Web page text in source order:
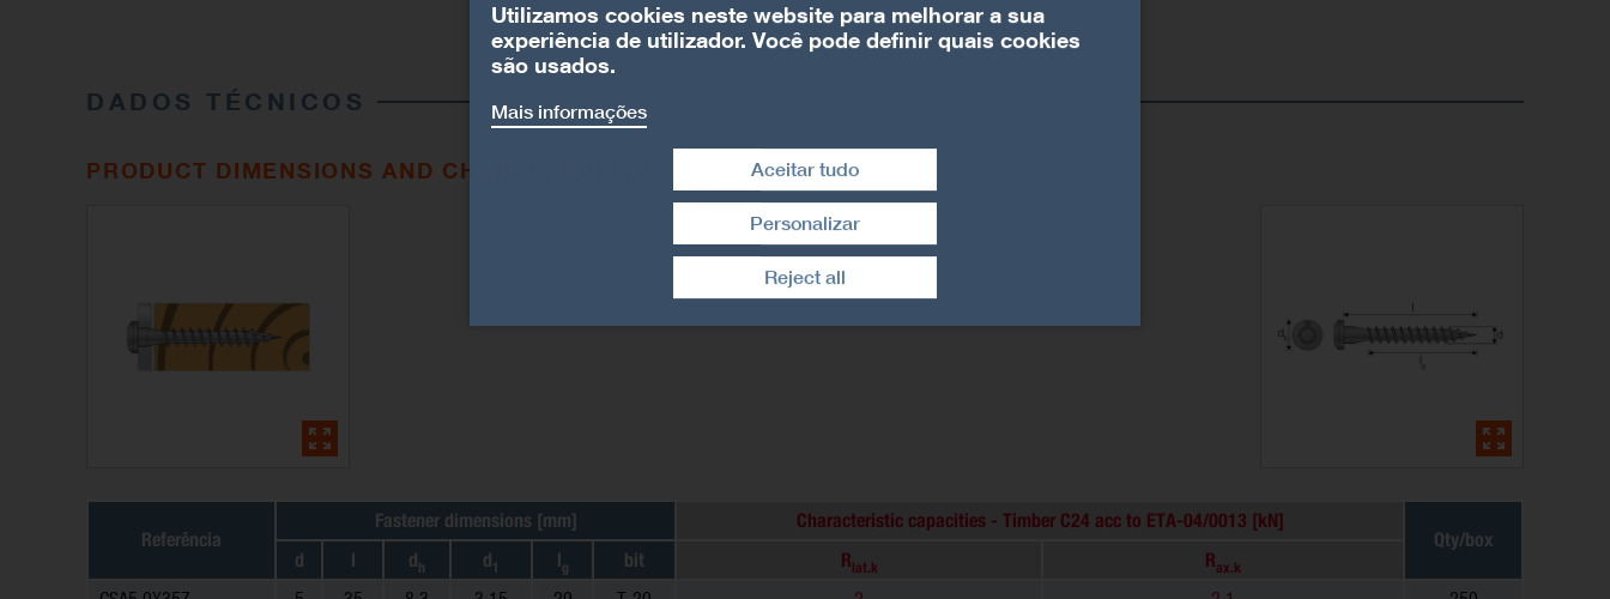
DADOS TÉCNICOS
PRODUCT DIMENSIONS AND CHARACTERISTIC CAPACITIES
Referência
Fastener dimensions [mm]
Characteristic capacities - Timber C24 acc to ETA-04/0013 [kN]
Qty/box
d
d h d 1 g bit Rlat.k Rax.k
Utilizamos cookies neste website para melhorar a sua
experiência de utilizador. Você pode definir quais cookies
são usados.
Mais informações
Reject all
Aceitar tudo
Retirar consentimento
Personalizar